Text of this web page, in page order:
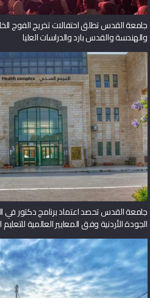
جامعة القدس تطلق احتفالات تخريج الفوج
والهندسة والقدس بارد والدراسات العليا
جامعة القدس تحصد اعتماد برنامج دكتور
الجودة الأردنية وفق المعايير العالمية